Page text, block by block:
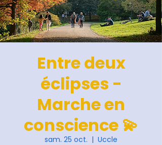
Entre deux
éclipses -
Marche en
conscience 💫
sam. 25 oct.
  |
Uccle